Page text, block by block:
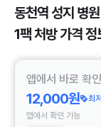
동천역 성지 병원
1팩 처방 가격 정
앱에서 바로 확
12,000원
최
앱에서 확인 가능